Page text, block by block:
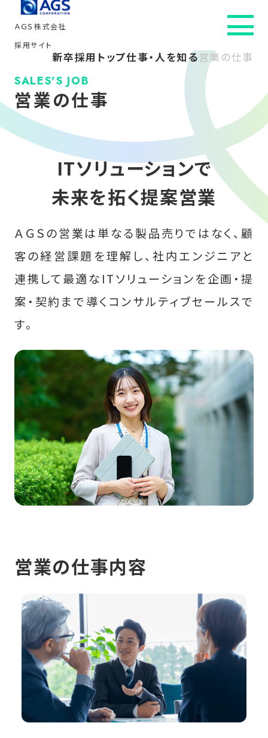
ＡＧＳ株式会社
採用サイト
新卒採用トップ
会社を知る
社員インタビュー
採用情報
新卒採用トップ仕事・人を知る営業の仕事
SALES'S JOB
営業の仕事
ITソリューションで
未来を拓く提案営業
ＡＧＳの営業は単なる製品売りではなく、顧
客の経営課題を理解し、 社内エンジニアと
連携して最適なITソリューションを企画・提
案・契約まで導くコンサルティブセールスで
す。
営業の仕事内容